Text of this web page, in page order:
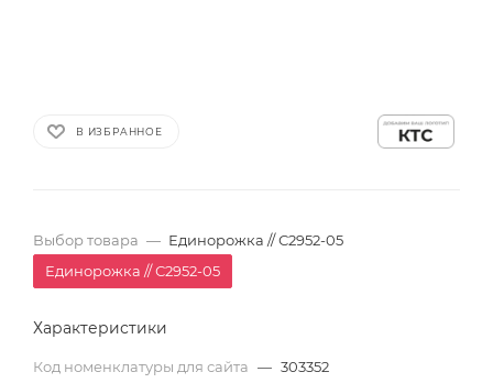
В ИЗБРАННОЕ
Выбор товара — Единорожка // С2952-05
Единорожка // С2952-05
Характеристики
Код номенклатуры для сайта — 303352